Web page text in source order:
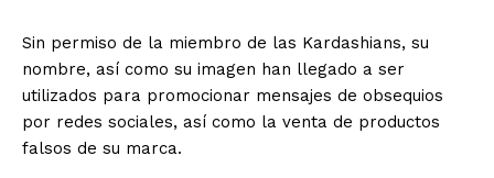
Sin permiso de la miembro de las Kardashians, su
nombre, así como su imagen han llegado a ser
utilizados para promocionar mensajes de obsequios
por redes sociales, así como la venta de productos
falsos de su marca.